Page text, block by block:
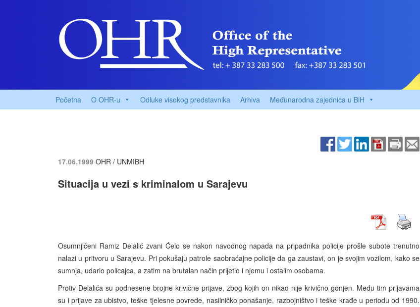
Početna O OHR-u Odluke visokog predstavnika Arhiva Međunarodna zajednica u BiH
17.06.1999 OHR / UNMIBH
Situacija u vezi s kriminalom u Sarajevu
Osumnjičeni Ramiz Delalić zvani Ćelo se nakon navodnog napada na pripadnika policije prošle subote trenutno
nalazi u pritvoru u Sarajevu. Pri pokušaju patrole saobraćajne policije da ga zaustavi, on je svojim vozilom, kako se
sumnja, udario policajca, a zatim na brutalan način prijetio i njemu i ostalim osobama.
Protiv Delalića su podnesene brojne krivične prijave, zbog kojih on nikad nije krivično gonjen. Među tim prijavama
su i prijave za ubistvo, teške tjelesne povrede, nasilničko ponašanje, razbojništvo i teške krađe u periodu od 1990.